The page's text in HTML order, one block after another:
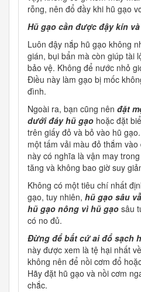
rỗng, nên đổ đầy khi hũ gạo
Hũ gạo cần được đậy kín
Luôn đậy nắp hũ gạo không
gián, bụi bẩn mà còn giúp tài
bảo vệ. Không để nước nhỏ
Điều này làm gạo bị mốc
đình.
Ngoài ra, bạn cũng nên đặt
dưới đáy hũ gạo hoặc đặt
trên giấy đỏ và bỏ vào hũ
một tấm vải màu đỏ thắm
này có nghĩa là vận may
tăng và không bao giờ suy
Không có một tiêu chí nhất
gạo, tuy nhiên, hũ gạo sâu
hũ gạo nông vì hũ gạo sâu
có no đủ.
Đừng để bất cứ ai đổ sạch
này được xem là tệ hại nhất
không nên để nồi cơm đổ
Hãy đặt hũ gạo và nồi cơm
chắc.